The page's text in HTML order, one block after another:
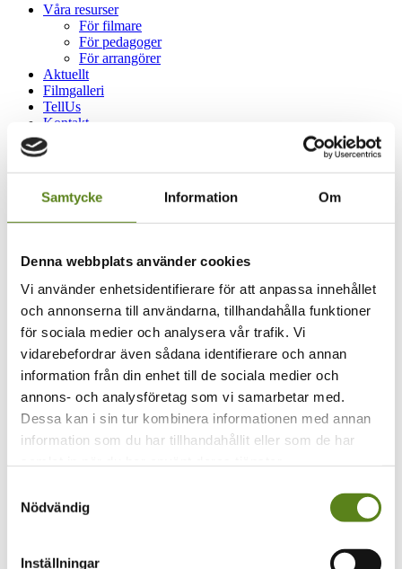
Samtycke Information Om
Denna webbplats använder cookies
Vi använder enhetsidentifierare för att anpassa innehållet
och annonserna till användarna, tillhandahålla funktioner
för sociala medier och analysera vår trafik. Vi
vidarebefordrar även sådana identifierare och annan
information från din enhet till de sociala medier och
annons- och analysföretag som vi samarbetar med.
Dessa kan i sin tur kombinera informationen med annan
information som du har tillhandahållit eller som de har
Nödvändig
Inställningar
Våra resurser
För filmare
För pedagoger
För arrangörer
Aktuellt
Filmgalleri
TellUs
Kontakt
HAIYU
Rebelsinger Mariem Hassan and the
Struggle for a Free Western Sahara.
I Saharaöknen ekar fortfarande rösten av en av Nordafrikas
största sångare. En röst som har engagerat och gett hopp i en
bortglömd kamp. Mariem Hassans liv och musik har
påverkats djupt av den pågående tragedi som drabbat
västsaharierna under hela kolonialtiden och fram till idag.
Hennes sånger har gett tröst och hopp och använts som ett
Västsahara.
Filmen hade världspremiär på Sheffield DocFest 2024, en av
världens största dokumentärfilmsfestivaler.
Genre: dokumentär